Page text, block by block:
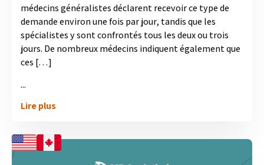
médecins généralistes déclarent recevoir ce type de
demande environ une fois par jour, tandis que les
spécialistes y sont confrontés tous les deux ou trois
jours. De nombreux médecins indiquent également que
ces […]
...
Lire plus